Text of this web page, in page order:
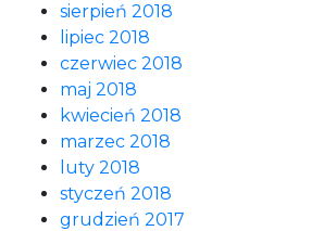
sierpień 2018
lipiec 2018
czerwiec 2018
maj 2018
kwiecień 2018
marzec 2018
luty 2018
styczeń 2018
grudzień 2017